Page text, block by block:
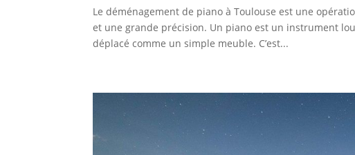
Le déménagement de piano à Toulouse est une
et une grande précision. Un piano est un instrument
déplacé comme un simple meuble. C’est...